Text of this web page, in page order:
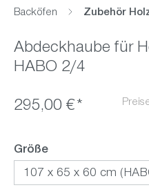
Backöfen Zubehör
Abdeckhaube für
HABO 2/4
295,00 €*
Größeauswählen